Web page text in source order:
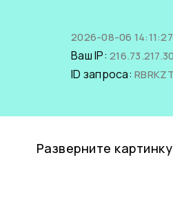
2026-08-06
Ваш IP: 216.73.217.30
ID запроса:
Разверните